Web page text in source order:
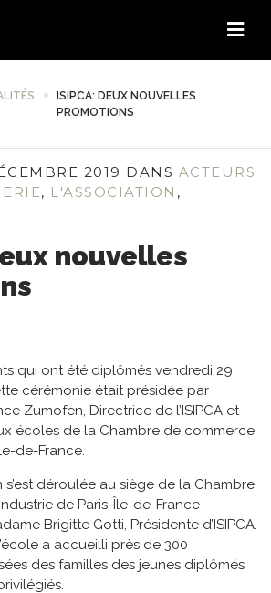
ISIPCA: DEUX NOUVELLES
PROMOTIONS
2019 DANS ACTEURS
, L'ASSOCIATION ,
nouvelles
qui ont été diplômés vendredi 29
cérémonie était présidée par
Zumofen, Directrice de l’ISIPCA et
écoles de la Chambre de commerce
de-France.
déroulée au siège de la Chambre
de Paris-Île-de-France
Brigitte Gotti, Présidente d’ISIPCA.
a accueilli près de 300
des familles des jeunes diplômés